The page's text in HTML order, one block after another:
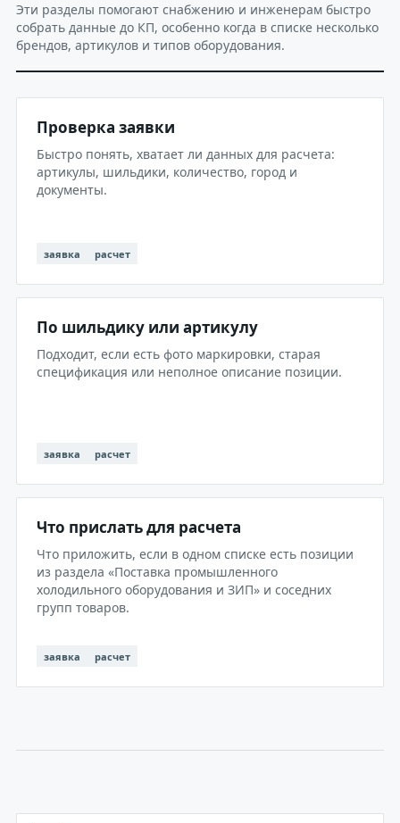
Эти разделы помогают снабжению и инженерам быстро
собрать данные до КП, особенно когда в списке несколько
брендов, артикулов и типов оборудования.
Проверка заявки
Быстро понять, хватает ли данных для расчета:
артикулы, шильдики, количество, город и
документы.
заявка расчет
По шильдику или артикулу
Подходит, если есть фото маркировки, старая
спецификация или неполное описание позиции.
заявка расчет
Что прислать для расчета
Что приложить, если в одном списке есть позиции
из раздела «Поставка промышленного
холодильного оборудования и ЗИП» и соседних
групп товаров.
заявка расчет